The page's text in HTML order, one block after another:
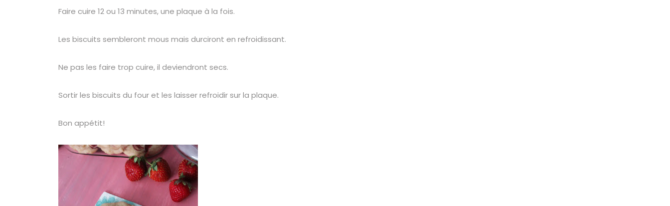
Faire cuire 12 ou 13 minutes, une plaque à la fois.
Les biscuits sembleront mous mais durciront en refroidissant.
Ne pas les faire trop cuire, il deviendront secs.
Sortir les biscuits du four et les laisser refroidir sur la plaque.
Bon appétit!